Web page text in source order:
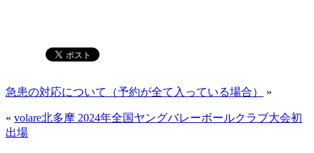
急患の対応について（予約が全て入っている場合） »
« volare北多摩 2024年全国ヤングバレーボールクラブ大会初
出場